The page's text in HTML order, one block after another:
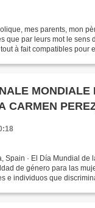
mes parents, mon
que par leurs mot le sens
à fait compatibles pour
CARMEN
Spain · El Día Mundial de
de género para las
e individuos que